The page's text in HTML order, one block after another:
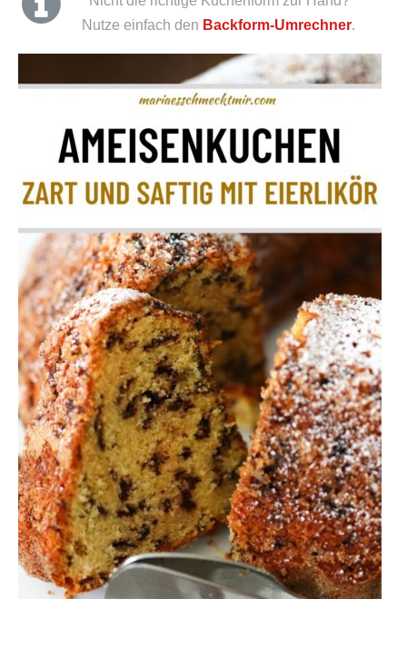
Nutze einfach den Backform-Umrechner.